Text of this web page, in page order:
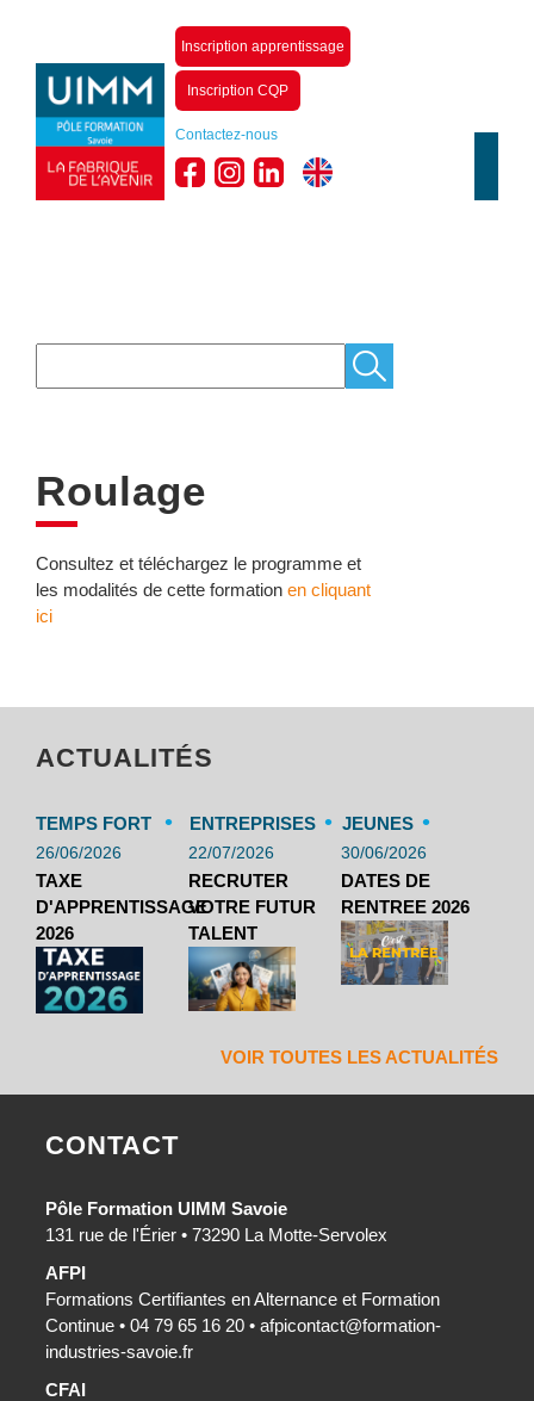
Inscription apprentissage
Inscription CQP
Contactez-nous
Roulage
Consultez et téléchargez le programme et
les modalités de cette formation en cliquant
ici
ACTUALITÉS
TEMPS FORT •
26/06/2026
TAXE
D'APPRENTISSAGE
2026
ENTREPRISES •
22/07/2026
RECRUTER
VOTRE FUTUR
TALENT
JEUNES •
30/06/2026
DATES DE
RENTREE 2026
VOIR TOUTES LES ACTUALITÉS
CONTACT
Pôle Formation UIMM Savoie
131 rue de l'Érier • 73290 La Motte-Servolex
AFPI
Formations Certifiantes en Alternance et Formation
Continue • 04 79 65 16 20 • afpicontact@formation-
industries-savoie.fr
CFAI